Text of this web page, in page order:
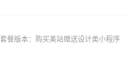
套餐版本： 购买美站赠送设计类小程序